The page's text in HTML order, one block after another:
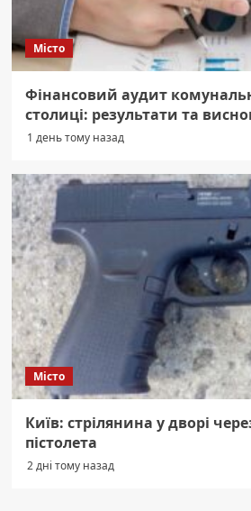
Місто
Фінансовий аудит
столиці: результати та
1 день тому назад
Місто
Київ: стрілянина у дворі
пістолета
2 дні тому назад